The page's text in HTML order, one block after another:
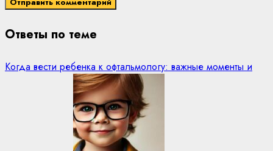
Ответы по теме
Когда вести ребенка к офтальмологу: важные моменты и